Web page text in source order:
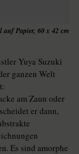
Papier, 60 x 42 cm
Yuya Suzuki
ganzen Welt
am Zaun oder
er dann,
Es sind amorphe